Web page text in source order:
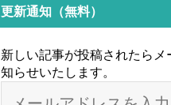
更新通知（無料）
新しい記事が投稿されたらメ
知らせいたします。